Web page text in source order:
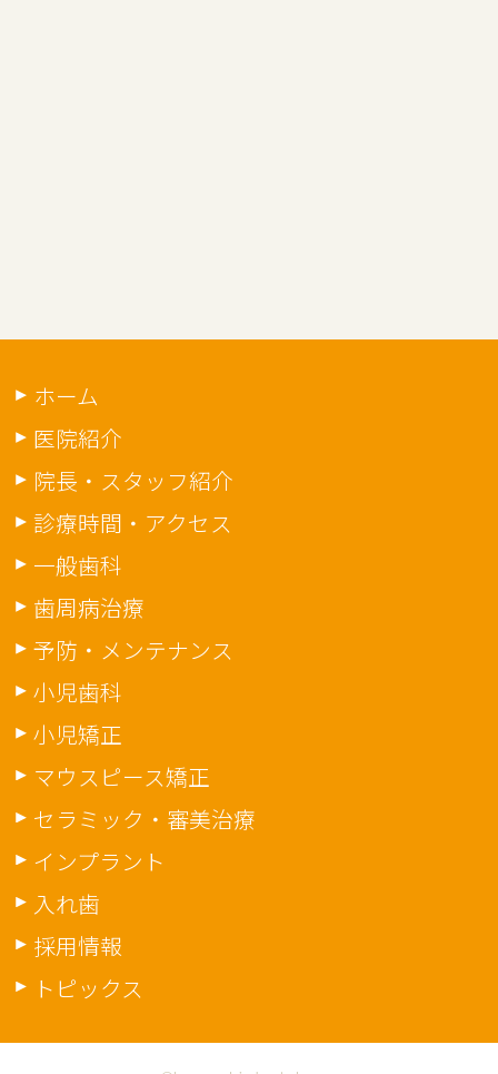
ホーム
医院紹介
院長・スタッフ紹介
診療時間・アクセス
一般歯科
歯周病治療
予防・メンテナンス
小児歯科
小児矯正
マウスピース矯正
セラミック・審美治療
インプラント
入れ歯
採用情報
トピックス